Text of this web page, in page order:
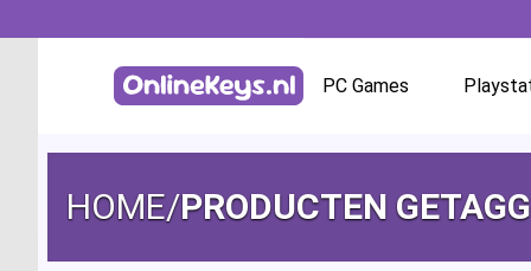
PC Games
HOME/PRODUCTEN